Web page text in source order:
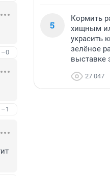
–0
–1
5
Кормить
хищным
украсить
зелёное
выставке
27 047